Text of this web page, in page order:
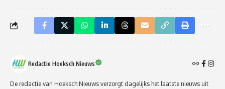
Redactie Hoeksch Nieuws
De redactie van Hoeksch Nieuws verzorgt dagelijks het laatste nieuws uit